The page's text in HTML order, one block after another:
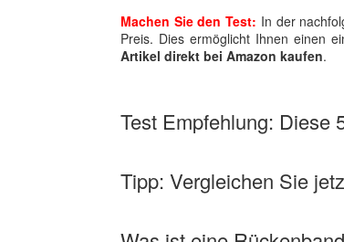
Machen Sie den Test: In der
Preis. Dies ermöglicht Ihnen einen
Artikel direkt bei Amazon kaufen.
Test Empfehlung: Diese
Tipp: Vergleichen Sie